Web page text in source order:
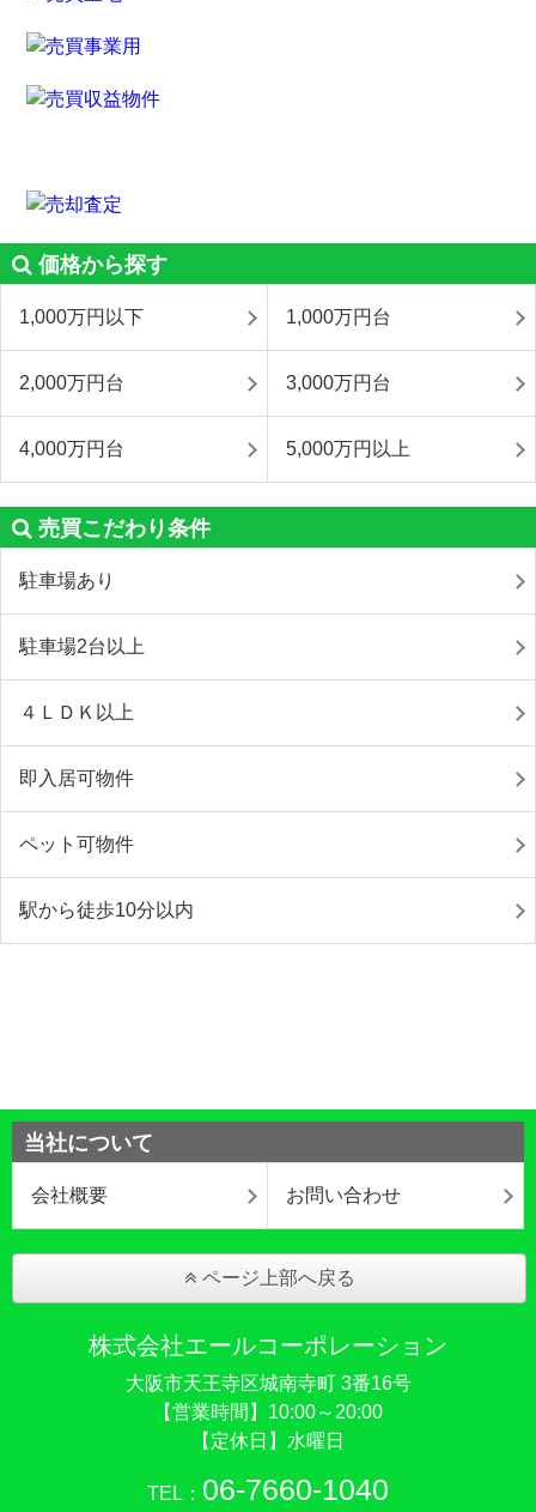
価格から探す
1,000万円以下 1,000万円台
2,000万円台 3,000万円台
4,000万円台 5,000万円以上
売買こだわり条件
駐車場あり
駐車場2台以上
４ＬＤＫ以上
即入居可物件
ペット可物件
駅から徒歩10分以内
当社について
会社概要 お問い合わせ
ページ上部へ戻る
株式会社エールコーポレーション
大阪市天王寺区城南寺町 3番16号
【営業時間】10:00～20:00
【定休日】水曜日
TEL： 06-7660-1040